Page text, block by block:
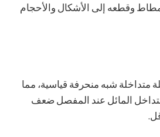
وقطعه إلى الأشكال والأحجام
متداخلة شبه منحرفة قياسية، مما
المائل عند المفصل ضعف